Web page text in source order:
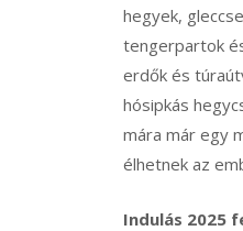
hegyek,
tengerpartok
erdők és
hósipkás
mára már egy
élhetnek az
Indulás 2025